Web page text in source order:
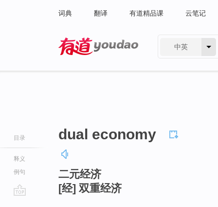
词典 翻译 有道精品课 云笔记
中英
目录
释义
例句
dual economy
二元经济
[经] 双重经济